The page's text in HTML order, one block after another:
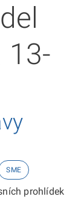
13-
SME
prohlídek